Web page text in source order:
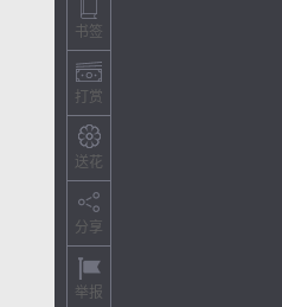
书签
打赏
送花
分享
举报